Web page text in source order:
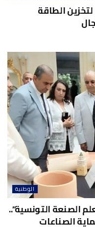
الطاقة
الوطنية
الصنعة التونسية”..
الصناعات